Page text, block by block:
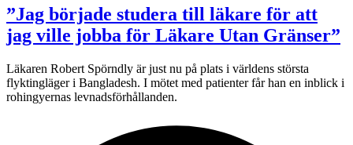
”Jag började studera till läkare för att
jag ville jobba för Läkare Utan Gränser”
Läkaren Robert Spörndly är just nu på plats i världens största
flyktingläger i Bangladesh. I mötet med patienter får han en inblick i
rohingyernas levnadsförhållanden.